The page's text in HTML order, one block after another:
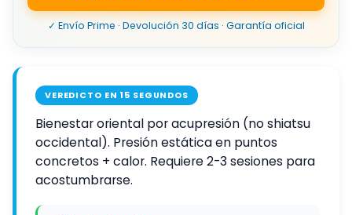
✓ Envío Prime · Devolución 30 días · Garantía oficial
VEREDICTO EN 15 SEGUNDOS
Bienestar oriental por acupresión (no shiatsu
occidental). Presión estática en puntos
concretos + calor. Requiere 2-3 sesiones para
acostumbrarse.